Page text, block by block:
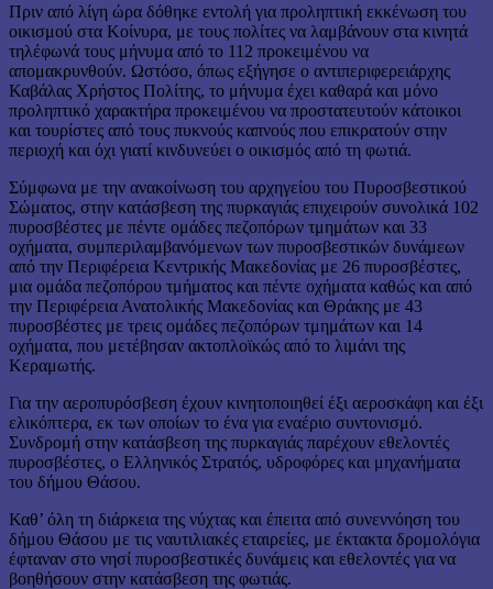
Πριν από λίγη ώρα δόθηκε εντολή για προληπτική εκκένωση του
οικισμού στα Κοίνυρα, με τους πολίτες να λαμβάνουν στα κινητά
τηλέφωνά τους μήνυμα από το 112 προκειμένου να
απομακρυνθούν. Ωστόσο, όπως εξήγησε ο αντιπεριφερειάρχης
Καβάλας Χρήστος Πολίτης, το μήνυμα έχει καθαρά και μόνο
προληπτικό χαρακτήρα προκειμένου να προστατευτούν κάτοικοι
και τουρίστες από τους πυκνούς καπνούς που επικρατούν στην
περιοχή και όχι γιατί κινδυνεύει ο οικισμός από τη φωτιά.
Σύμφωνα με την ανακοίνωση του αρχηγείου του Πυροσβεστικού
Σώματος, στην κατάσβεση της πυρκαγιάς επιχειρούν συνολικά 102
πυροσβέστες με πέντε ομάδες πεζοπόρων τμημάτων και 33
οχήματα, συμπεριλαμβανόμενων των πυροσβεστικών δυνάμεων
από την Περιφέρεια Κεντρικής Μακεδονίας με 26 πυροσβέστες,
μια ομάδα πεζοπόρου τμήματος και πέντε οχήματα καθώς και από
την Περιφέρεια Ανατολικής Μακεδονίας και Θράκης με 43
πυροσβέστες με τρεις ομάδες πεζοπόρων τμημάτων και 14
οχήματα, που μετέβησαν ακτοπλοϊκώς από το λιμάνι της
Κεραμωτής.
Για την αεροπυρόσβεση έχουν κινητοποιηθεί έξι αεροσκάφη και έξι
ελικόπτερα, εκ των οποίων το ένα για εναέριο συντονισμό.
Συνδρομή στην κατάσβεση της πυρκαγιάς παρέχουν εθελοντές
πυροσβέστες, ο Ελληνικός Στρατός, υδροφόρες και μηχανήματα
του δήμου Θάσου.
Καθ’ όλη τη διάρκεια της νύχτας και έπειτα από συνεννόηση του
δήμου Θάσου με τις ναυτιλιακές εταιρείες, με έκτακτα δρομολόγια
έφταναν στο νησί πυροσβεστικές δυνάμεις και εθελοντές για να
βοηθήσουν στην κατάσβεση της φωτιάς.